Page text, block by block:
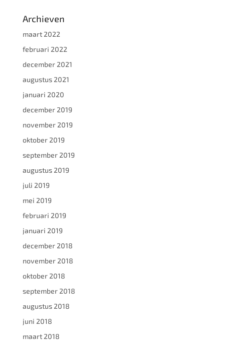
Archieven
maart 2022
februari 2022
december 2021
augustus 2021
januari 2020
december 2019
november 2019
oktober 2019
september 2019
augustus 2019
juli 2019
mei 2019
februari 2019
januari 2019
december 2018
november 2018
oktober 2018
september 2018
augustus 2018
juni 2018
maart 2018